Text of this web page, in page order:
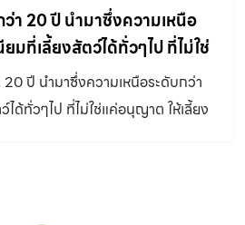
อดภัยต่อสัตว์เลี้ยง เราจะให้อาหาร
หรือเราจะพาน้องๆ ออกไปวิ่งเล่น
จส่วนตัว, Blogger เจ้าของเพจรี
กับน้องมาม่า สุนัขสายพันธุ์เฟรนช บู
[…]
า 20 ปี นำมาซึ่งความเหนือ
มที่เลี้ยงสัตว์ได้ทั่วๆไป ที่ไม่ใช่
ว์ได้ แต่คำนึงถึงทุกชีวิตที่อยู่
life
ปี นำมาซึ่งความเหนือระดับกว่า
ได้ทั่วๆไป ที่ไม่ใช่แค่อนุญาต ให้เลี้ยง